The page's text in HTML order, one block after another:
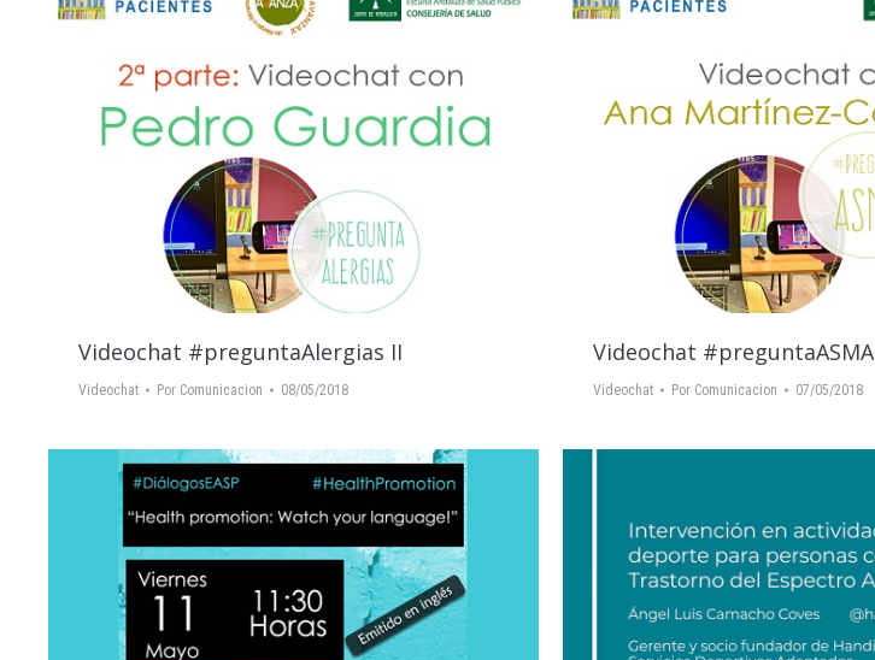
Videochat #preguntaAlergias II
Videochat Por Comunicacion 08/05/2018
Videochat #preguntaASMA
Videochat Por Comunicacion 07/05/2018